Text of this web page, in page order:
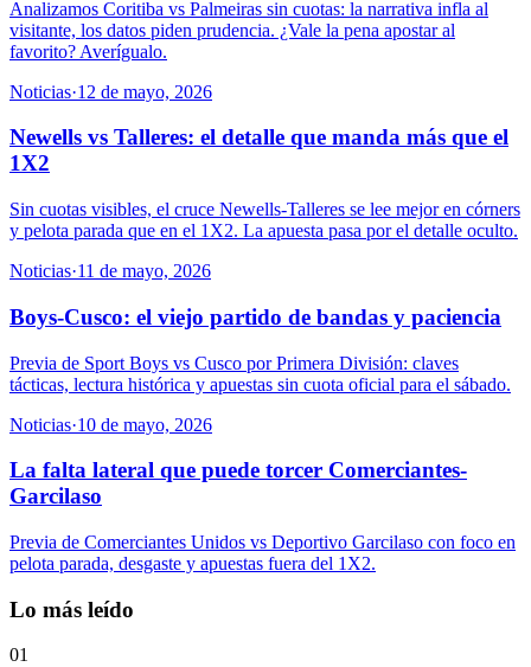
Analizamos Coritiba vs Palmeiras sin cuotas: la narrativa infla al
visitante, los datos piden prudencia. ¿Vale la pena apostar al
favorito? Averígualo.
Noticias·12 de mayo, 2026
Newells vs Talleres: el detalle que manda más que el
1X2
Sin cuotas visibles, el cruce Newells-Talleres se lee mejor en córners
y pelota parada que en el 1X2. La apuesta pasa por el detalle oculto.
Noticias·11 de mayo, 2026
Boys-Cusco: el viejo partido de bandas y paciencia
Previa de Sport Boys vs Cusco por Primera División: claves
tácticas, lectura histórica y apuestas sin cuota oficial para el sábado.
Noticias·10 de mayo, 2026
La falta lateral que puede torcer Comerciantes-
Garcilaso
Previa de Comerciantes Unidos vs Deportivo Garcilaso con foco en
pelota parada, desgaste y apuestas fuera del 1X2.
Lo más leído
01